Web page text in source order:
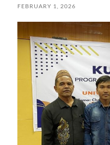
FEBRUARY 1, 2026